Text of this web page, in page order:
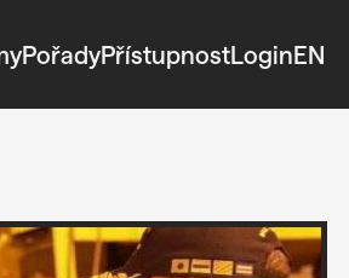
PořadyPřístupnostLoginEN